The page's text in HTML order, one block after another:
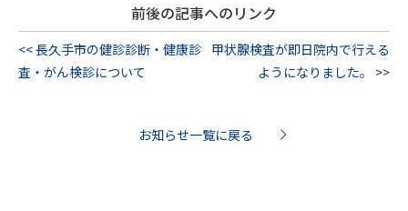
前後の記事へのリンク
<< 長久手市の健診診断・健康診
査・がん検診について
甲状腺検査が即日院内で行える
ようになりました。 >>
お知らせ一覧に戻る